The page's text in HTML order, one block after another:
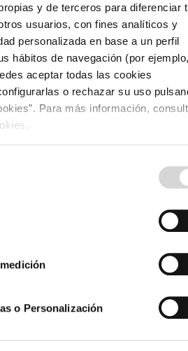
y de terceros para diferenciar
usuarios, con fines analíticos y
personalizada en base a un perfil
hábitos de navegación (por
aceptar todas las cookies
o rechazar su uso
Para más información,
o Personalización
p.gonzalez@romanrm.com
915 915 500